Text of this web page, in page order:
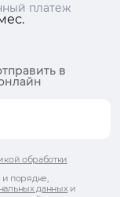
платеж
в
обработки
порядке,
данныхи